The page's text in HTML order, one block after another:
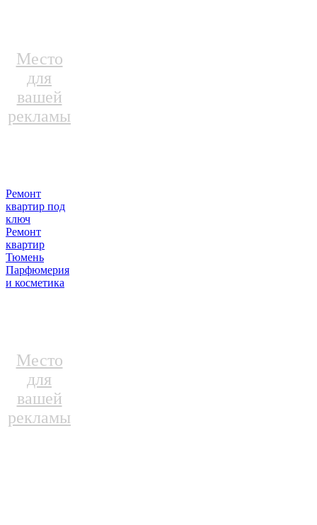
Место
для
вашей
рекламы
Ремонт
квартир под
ключ
Ремонт
квартир
Тюмень
Парфюмерия
и косметика
Место
для
вашей
рекламы